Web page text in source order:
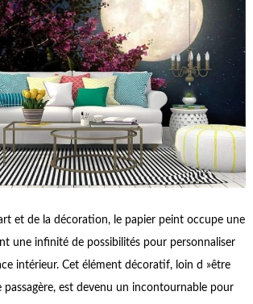
et de la décoration, le papier peint occupe une
une infinité de possibilités pour personnaliser
intérieur. Cet élément décoratif, loin d »être
passagère, est devenu un incontournable pour